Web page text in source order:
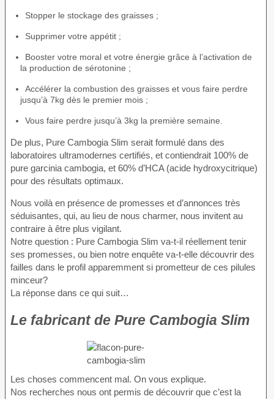
Stopper le stockage des graisses ;
Supprimer votre appétit ;
Booster votre moral et votre énergie grâce à l’activation de
la production de sérotonine ;
Accélérer la combustion des graisses et vous faire perdre
jusqu’à 7kg dès le premier mois ;
Vous faire perdre jusqu’à 3kg la première semaine.
De plus, Pure Cambogia Slim serait formulé dans des
laboratoires ultramodernes certifiés, et contiendrait 100% de
pure garcinia cambogia, et 60% d’HCA (acide hydroxycitrique)
pour des résultats optimaux.
Nous voilà en présence de promesses et d’annonces très
séduisantes, qui, au lieu de nous charmer, nous invitent au
contraire à être plus vigilant.
Notre question : Pure Cambogia Slim va-t-il réellement tenir
ses promesses, ou bien notre enquête va-t-elle découvrir des
failles dans le profil apparemment si prometteur de ces pilules
minceur?
La réponse dans ce qui suit…
Le fabricant de Pure Cambogia Slim
Les choses commencent mal. On vous explique.
Nos recherches nous ont permis de découvrir que c’est la